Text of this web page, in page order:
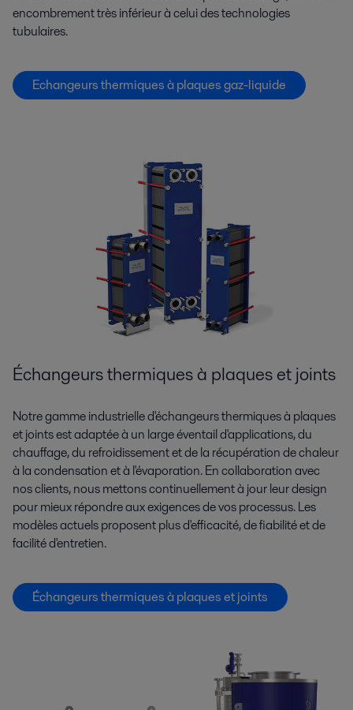
encombrement très inférieur à celui des technologies
tubulaires.
Echangeurs thermiques à plaques gaz-liquide
Échangeurs thermiques à plaques et joints
Notre gamme industrielle d'échangeurs thermiques à plaques
et joints est adaptée à un large éventail d'applications, du
chauffage, du refroidissement et de la récupération de chaleur
à la condensation et à l'évaporation. En collaboration avec
nos clients, nous mettons continuellement à jour leur design
pour mieux répondre aux exigences de vos processus. Les
modèles actuels proposent plus d'efficacité, de fiabilité et de
facilité d'entretien.
Échangeurs thermiques à plaques et joints